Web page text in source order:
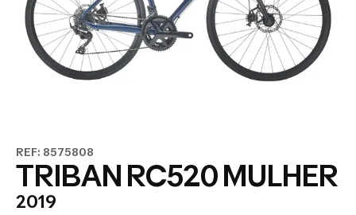
REF: 8575808
TRIBAN RC520 MULHER
2019